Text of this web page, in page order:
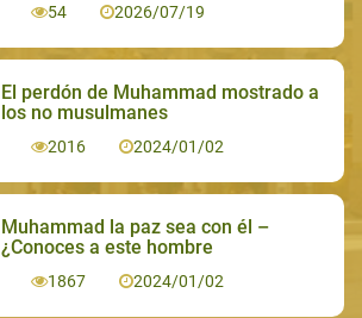
54 2026/07/19
El perdón de Muhammad mostrado a
los no musulmanes
2016 2024/01/02
Muhammad la paz sea con él –
¿Conoces a este hombre
1867 2024/01/02